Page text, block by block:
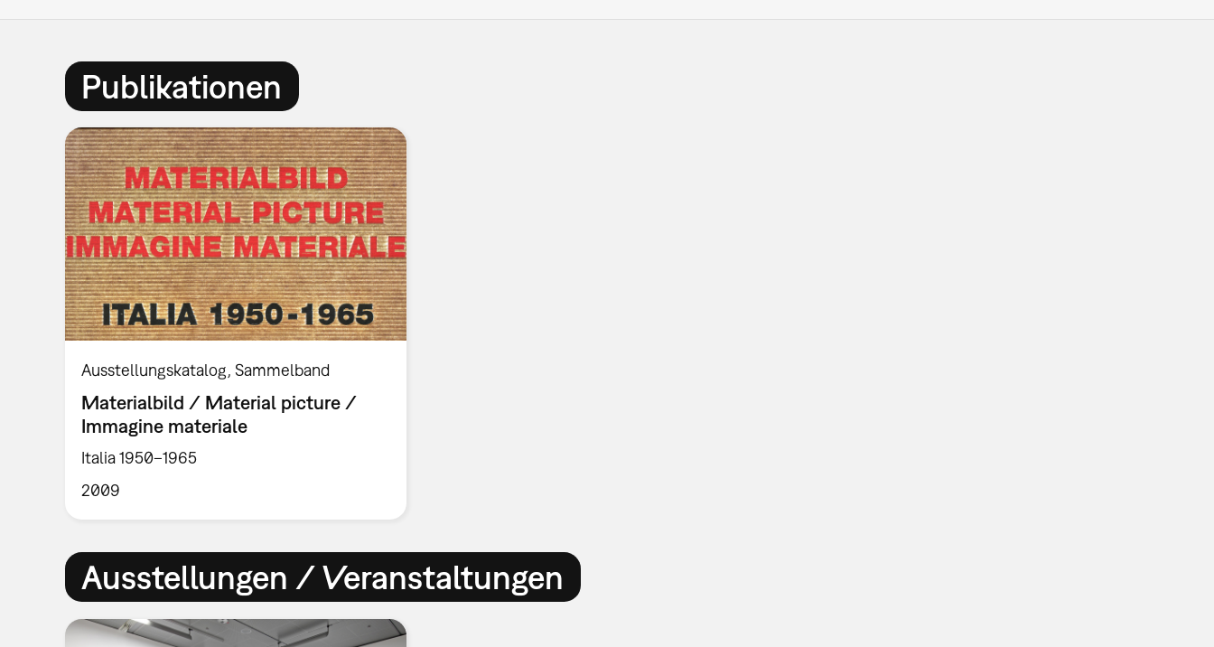
Publikationen
Ausstellungskatalog Sammelband
Materialbild / Material picture /
Immagine materiale
Italia 1950–1965
2009
Ausstellungen / Veranstaltungen